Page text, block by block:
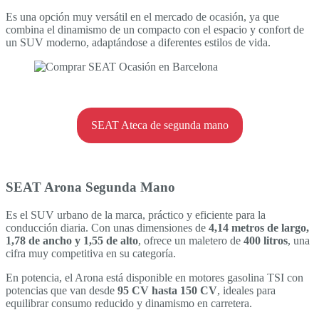
Es una opción muy versátil en el mercado de ocasión, ya que
combina el dinamismo de un compacto con el espacio y confort de
un SUV moderno, adaptándose a diferentes estilos de vida.
SEAT Ateca de segunda mano
SEAT Arona Segunda Mano
Es el SUV urbano de la marca, práctico y eficiente para la
conducción diaria. Con unas dimensiones de 4,14 metros de largo,
1,78 de ancho y 1,55 de alto, ofrece un maletero de 400 litros, una
cifra muy competitiva en su categoría.
En potencia, el Arona está disponible en motores gasolina TSI con
potencias que van desde 95 CV hasta 150 CV, ideales para
equilibrar consumo reducido y dinamismo en carretera.